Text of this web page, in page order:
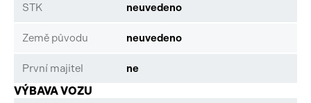
STK neuvedeno
Země původu neuvedeno
První majitel ne
VÝBAVA VOZU